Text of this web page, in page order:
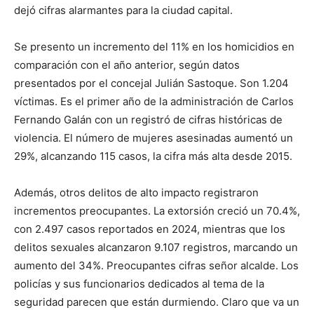
dejó cifras alarmantes para la ciudad capital.
Se presento un incremento del 11% en los homicidios en
comparación con el año anterior, según datos
presentados por el concejal Julián Sastoque. Son 1.204
víctimas. Es el primer año de la administración de Carlos
Fernando Galán con un registró de cifras históricas de
violencia. El número de mujeres asesinadas aumentó un
29%, alcanzando 115 casos, la cifra más alta desde 2015.
Además, otros delitos de alto impacto registraron
incrementos preocupantes. La extorsión creció un 70.4%,
con 2.497 casos reportados en 2024, mientras que los
delitos sexuales alcanzaron 9.107 registros, marcando un
aumento del 34%. Preocupantes cifras señor alcalde. Los
policías y sus funcionarios dedicados al tema de la
seguridad parecen que están durmiendo. Claro que va un